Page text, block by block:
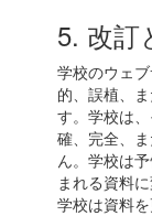
5. 改訂
学校のウェ
的、誤植、
す。学校は
確、完全、
ん。学校は
まれる資料
学校は資料